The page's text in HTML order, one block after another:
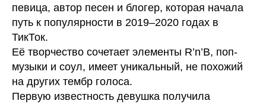
певица, автор песен и блогер, которая начала
путь к популярности в 2019–2020 годах в
ТикТок.
Её творчество сочетает элементы R’n’B, поп-
музыки и соул, имеет уникальный, не похожий
на других тембр голоса.
Первую известность девушка получила